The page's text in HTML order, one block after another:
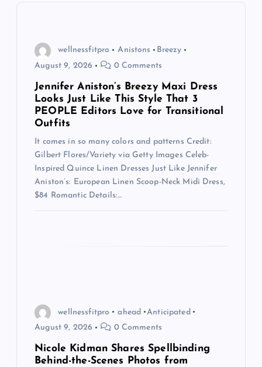
wellnessfitpro Anistons
Breezy
August 9, 2026
0 Comments
Jennifer Aniston’s Breezy Maxi Dress
Looks Just Like This Style That 3
PEOPLE Editors Love for Transitional
Outfits
It comes in so many colors and patterns Credit:
Gilbert Flores/Variety via Getty Images Celeb-
Inspired Quince Linen Dresses Just Like Jennifer
Aniston’s: European Linen Scoop-Neck Midi Dress,
$84 Romantic Details:…
wellnessfitpro ahead
Anticipated
August 9, 2026
0 Comments
Nicole Kidman Shares Spellbinding
Behind-the-Scenes Photos from